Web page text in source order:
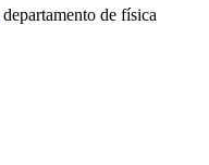
departamento de física